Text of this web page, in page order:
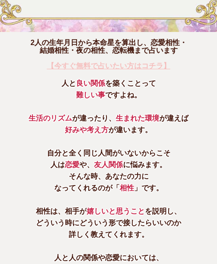
2人の生年月日から本命星を算出し、恋愛相性・
結婚相性・夜の相性、恋転機まで占います
【今すぐ無料で占いたい方はコチラ】
人と 良い関係を築くことって
難しい事ですよね。
生活のリズムが違ったり、 生まれた環境が違えば
好みや考え方が違います。
自分と全く同じ人間がいないからこそ
人は恋愛や、 友人関係に悩みます。
そんな時、あなたの力に
なってくれるのが「相性」です。
相性は、相手が嬉しいと思うことを説明し、
どういう時にどういう形で接したらいいのか
詳しく教えてくれます。
人と人の関係や恋愛においては、